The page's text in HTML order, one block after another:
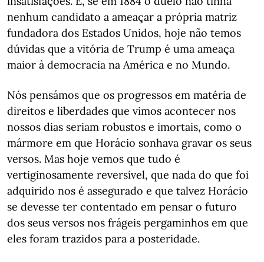
nenhum candidato a ameaçar a própria matriz
fundadora dos Estados Unidos, hoje não temos
dúvidas que a vitória de Trump é uma ameaça
maior à democracia na América e no Mundo.
Nós pensámos que os progressos em matéria de
direitos e liberdades que vimos acontecer nos
nossos dias seriam robustos e imortais, como o
mármore em que Horácio sonhava gravar os seus
versos. Mas hoje vemos que tudo é
vertiginosamente reversível, que nada do que foi
adquirido nos é assegurado e que talvez Horácio
se devesse ter contentado em pensar o futuro
dos seus versos nos frágeis pergaminhos em que
eles foram trazidos para a posteridade.